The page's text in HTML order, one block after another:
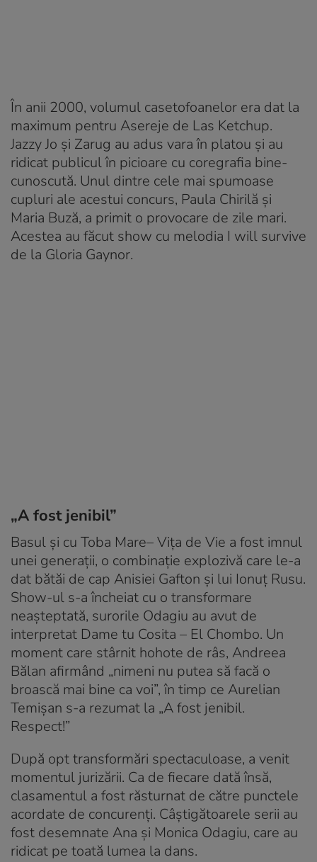
În anii 2000, volumul casetofoanelor era dat la
maximum pentru Asereje de Las Ketchup.
Jazzy Jo și Zarug au adus vara în platou și au
ridicat publicul în picioare cu coregrafia bine-
cunoscută. Unul dintre cele mai spumoase
cupluri ale acestui concurs, Paula Chirilă și
Maria Buză, a primit o provocare de zile mari.
Acestea au făcut show cu melodia I will survive
de la Gloria Gaynor.
„A fost jenibil”
Basul și cu Toba Mare– Vița de Vie a fost imnul
unei generații, o combinație explozivă care le-a
dat bătăi de cap Anisiei Gafton și lui Ionuț Rusu.
Show-ul s-a încheiat cu o transformare
neașteptată, surorile Odagiu au avut de
interpretat Dame tu Cosita – El Chombo. Un
moment care stârnit hohote de râs, Andreea
Bălan afirmând „nimeni nu putea să facă o
broască mai bine ca voi”, în timp ce Aurelian
Temișan s-a rezumat la „A fost jenibil.
Respect!”
După opt transformări spectaculoase, a venit
momentul jurizării. Ca de fiecare dată însă,
clasamentul a fost răsturnat de către punctele
acordate de concurenți. Câștigătoarele serii au
fost desemnate Ana și Monica Odagiu, care au
ridicat pe toată lumea la dans.